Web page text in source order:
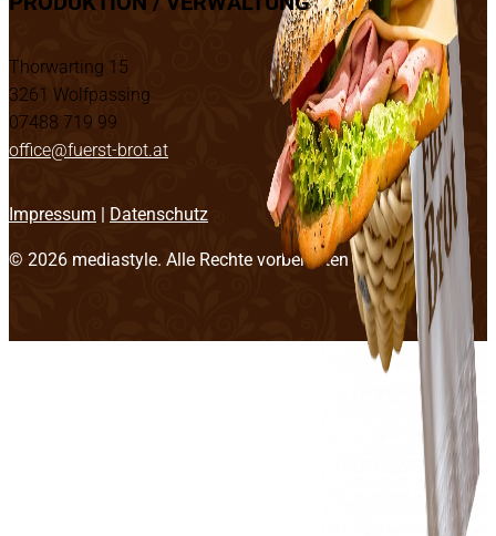
Thorwarting 15
3261 Wolfpassing
07488 719 99
office@fuerst-brot.at
Impressum | Datenschutz
© 2026 mediastyle. Alle Rechte vorbehalten